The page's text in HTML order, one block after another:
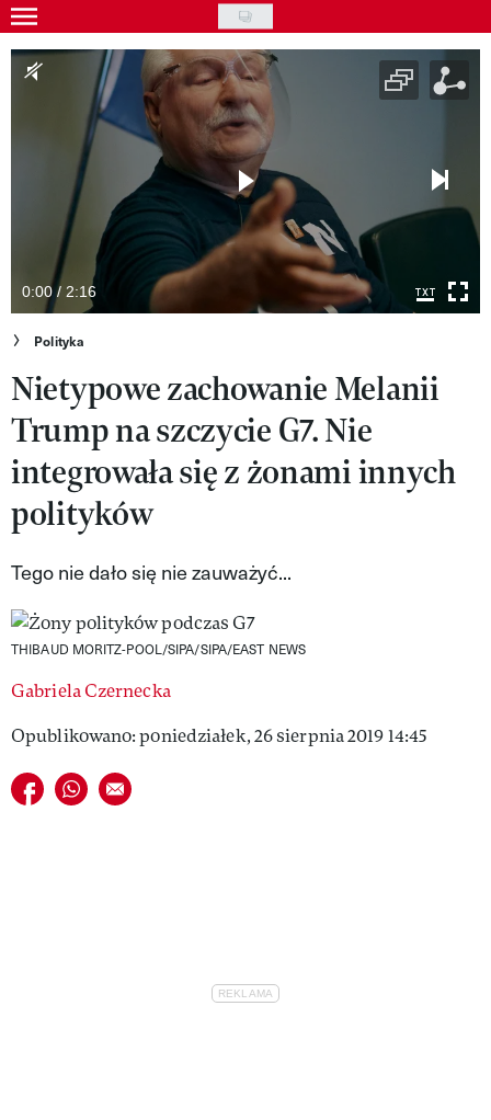
Skip
to
main
Gwiazdy
Styl życia
Kultura
Wideo
Nasze akcje
VIVA!ART
VIVA!MODA
VIVA!LIFESTYLE
VIVA!MAN
VIVA!PEOPLE POWER
VIVA!ITAKA
MAGAZYN VIVA!
0:00 / 2:16
Polityka
Nietypowe zachowanie Melanii
Trump na szczycie G7. Nie
integrowała się z żonami innych
polityków
Tego nie dało się nie zauważyć...
THIBAUD MORITZ-POOL/SIPA/SIPA/EAST NEWS
Gabriela Czernecka
Opublikowano: poniedziałek, 26 sierpnia 2019 14:45
Udostępnij na facebook
Udostępnij na whatsapp
E-mail do przyjaciela